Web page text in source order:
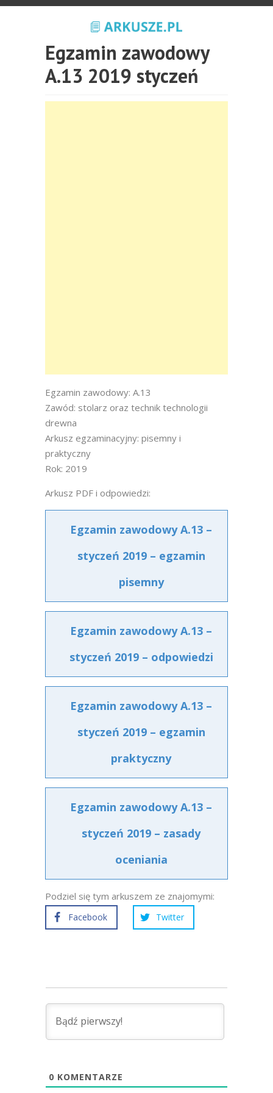
Egzamin zawodowy
A.13 2019 styczeń
Egzamin zawodowy: A.13
Zawód: stolarz oraz technik technologii
drewna
Arkusz egzaminacyjny: pisemny i
praktyczny
Rok: 2019
Arkusz PDF i odpowiedzi:
Egzamin zawodowy A.13 –
styczeń 2019 – egzamin
pisemny
Egzamin zawodowy A.13 –
styczeń 2019 – odpowiedzi
Egzamin zawodowy A.13 –
styczeń 2019 – egzamin
praktyczny
Egzamin zawodowy A.13 –
styczeń 2019 – zasady
oceniania
Podziel się tym arkuszem ze znajomymi:
Facebook Twitter
0 KOMENTARZE